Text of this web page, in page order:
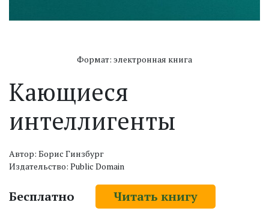
Формат: электронная книга
Кающиеся
интеллигенты
Автор: Борис Гинзбург
Издательство: Public Domain
Бесплатно Читать книгу